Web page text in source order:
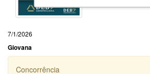
7/1/2026
Giovana
Concorrência